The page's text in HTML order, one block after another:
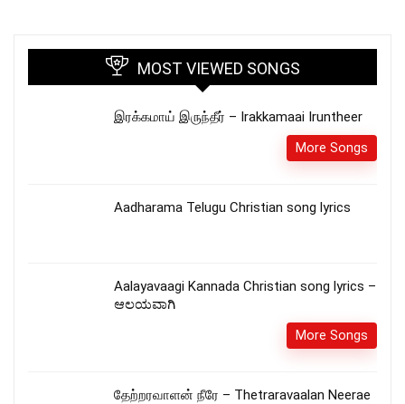
MOST VIEWED SONGS
இரக்கமாய் இருந்தீர் – Irakkamaai Iruntheer
More Songs
Aadharama Telugu Christian song lyrics
Aalayavaagi Kannada Christian song lyrics –
ಆಲಯವಾಗಿ
More Songs
தேற்றரவாளன் நீரே – Thetraravaalan Neerae